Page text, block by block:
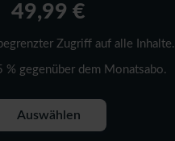
49,99 €
Zugriff auf alle Inhalte.
% gegenüber dem Monatsabo.
Auswählen